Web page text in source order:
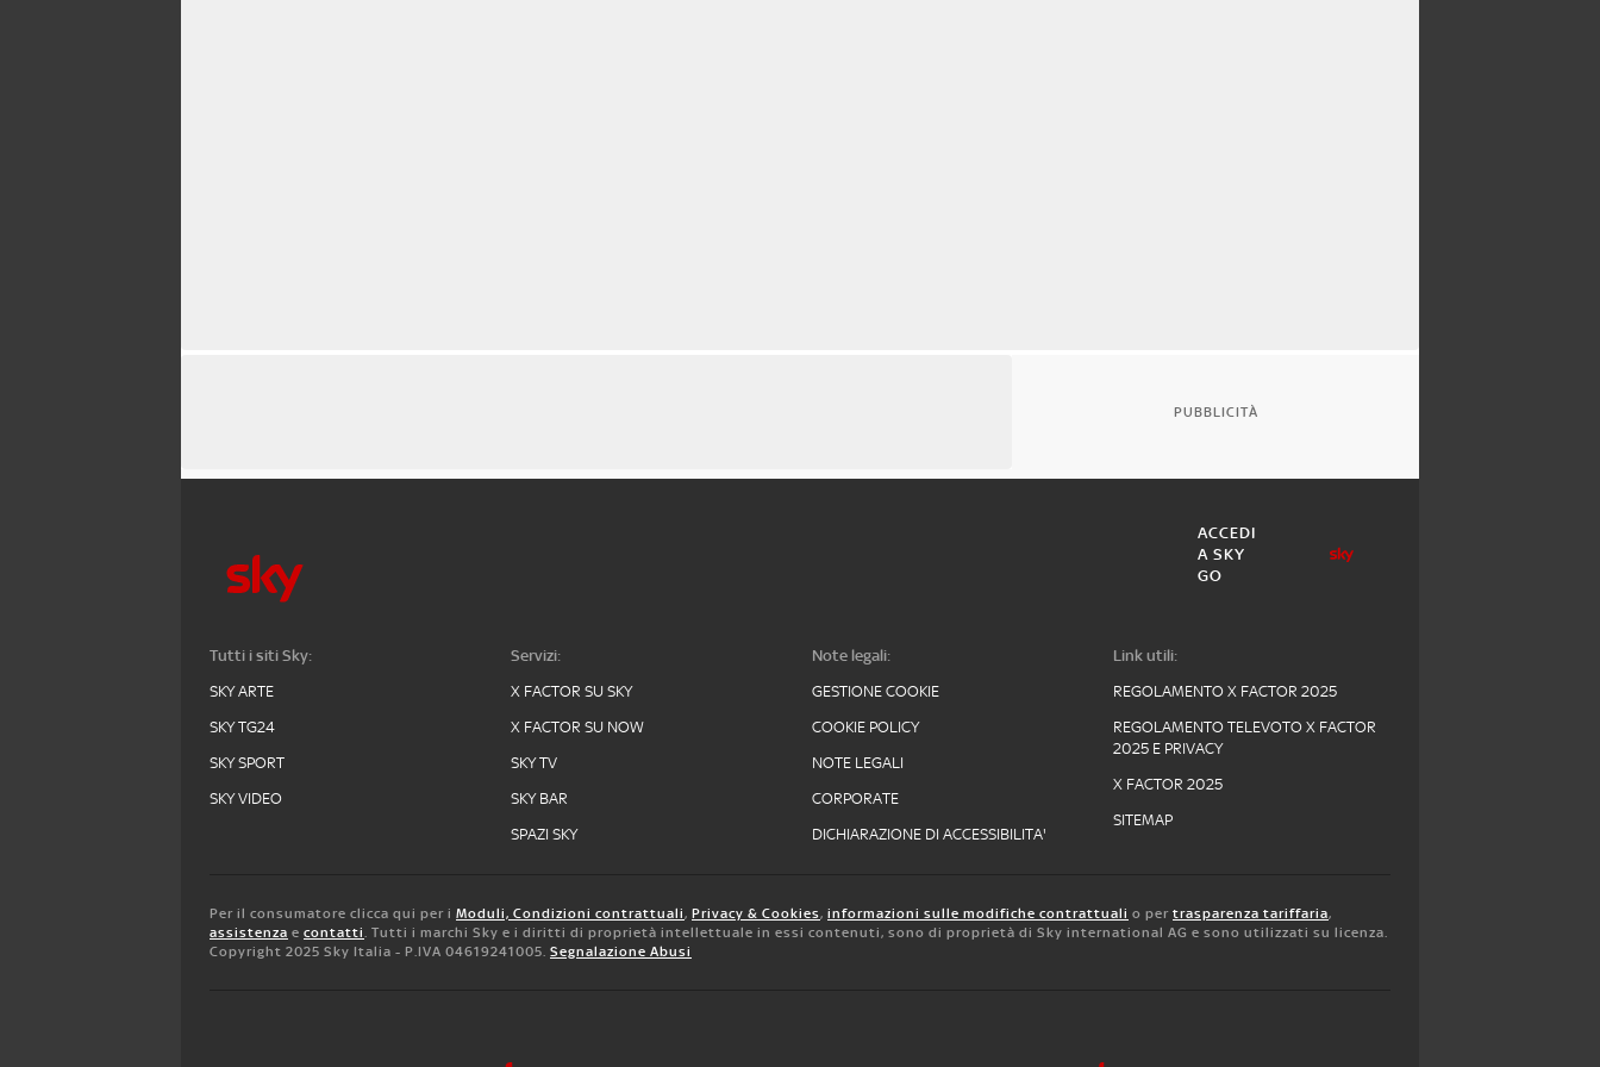
PUBBLICITÀ
ACCEDI
A SKY
GO
Tutti i siti Sky:
SKY ARTE
SKY TG24
SKY SPORT
SKY VIDEO
Servizi:
X FACTOR SU SKY
X FACTOR SU NOW
SKY TV
SKY BAR
SPAZI SKY
Note legali:
GESTIONE COOKIE
COOKIE POLICY
NOTE LEGALI
CORPORATE
DICHIARAZIONE DI ACCESSIBILITA'
Link utili:
REGOLAMENTO X FACTOR 2025
REGOLAMENTO TELEVOTO X FACTOR
2025 E PRIVACY
X FACTOR 2025
SITEMAP
Per il consumatore clicca qui per i Moduli, Condizioni contrattuali, Privacy & Cookies, informazioni sulle modifiche contrattuali o per trasparenza tariffaria,
assistenza e contatti. Tutti i marchi Sky e i diritti di proprietà intellettuale in essi contenuti, sono di proprietà di Sky international AG e sono utilizzati su licenza.
Copyright 2025 Sky Italia - P.IVA 04619241005. Segnalazione Abusi